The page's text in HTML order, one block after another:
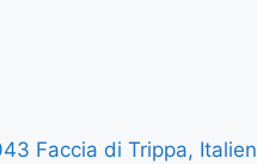
Faccia di Trippa, Italien